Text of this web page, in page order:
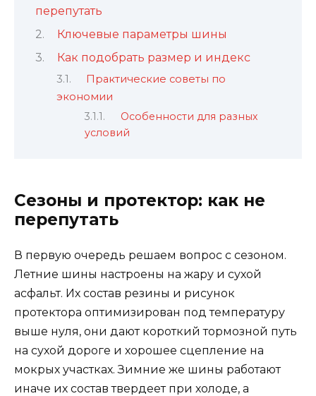
перепутать
Ключевые параметры шины
Как подобрать размер и индекс
Практические советы по
экономии
Особенности для разных
условий
Сезоны и протектор: как не
перепутать
В первую очередь решаем вопрос с сезоном.
Летние шины настроены на жару и сухой
асфальт. Их состав резины и рисунок
протектора оптимизирован под температуру
выше нуля, они дают короткий тормозной путь
на сухой дороге и хорошее сцепление на
мокрых участках. Зимние же шины работают
иначе их состав твердеет при холоде, а